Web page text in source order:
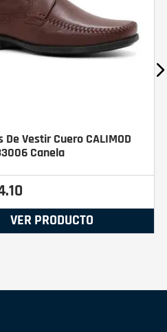
De Vestir Cuero CALIMOD
Canela
.10
VER PRODUCTO